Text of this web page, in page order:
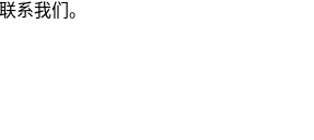
系我们。